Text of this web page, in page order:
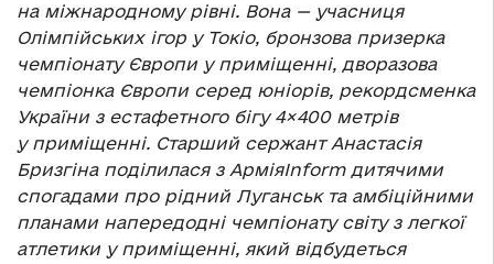
на міжнародному рівні. Вона — учасниця
Олімпійських ігор у Токіо, бронзова призерка
чемпіонату Європи у приміщенні, дворазова
чемпіонка Європи серед юніорів, рекордсменка
України з естафетного бігу 4×400 метрів
у приміщенні. Старший сержант Анастасія
Бризгіна поділилася з АрміяInform дитячими
спогадами про рідний Луганськ та амбіційними
планами напередодні чемпіонату світу з легкої
атлетики у приміщенні, який відбудеться